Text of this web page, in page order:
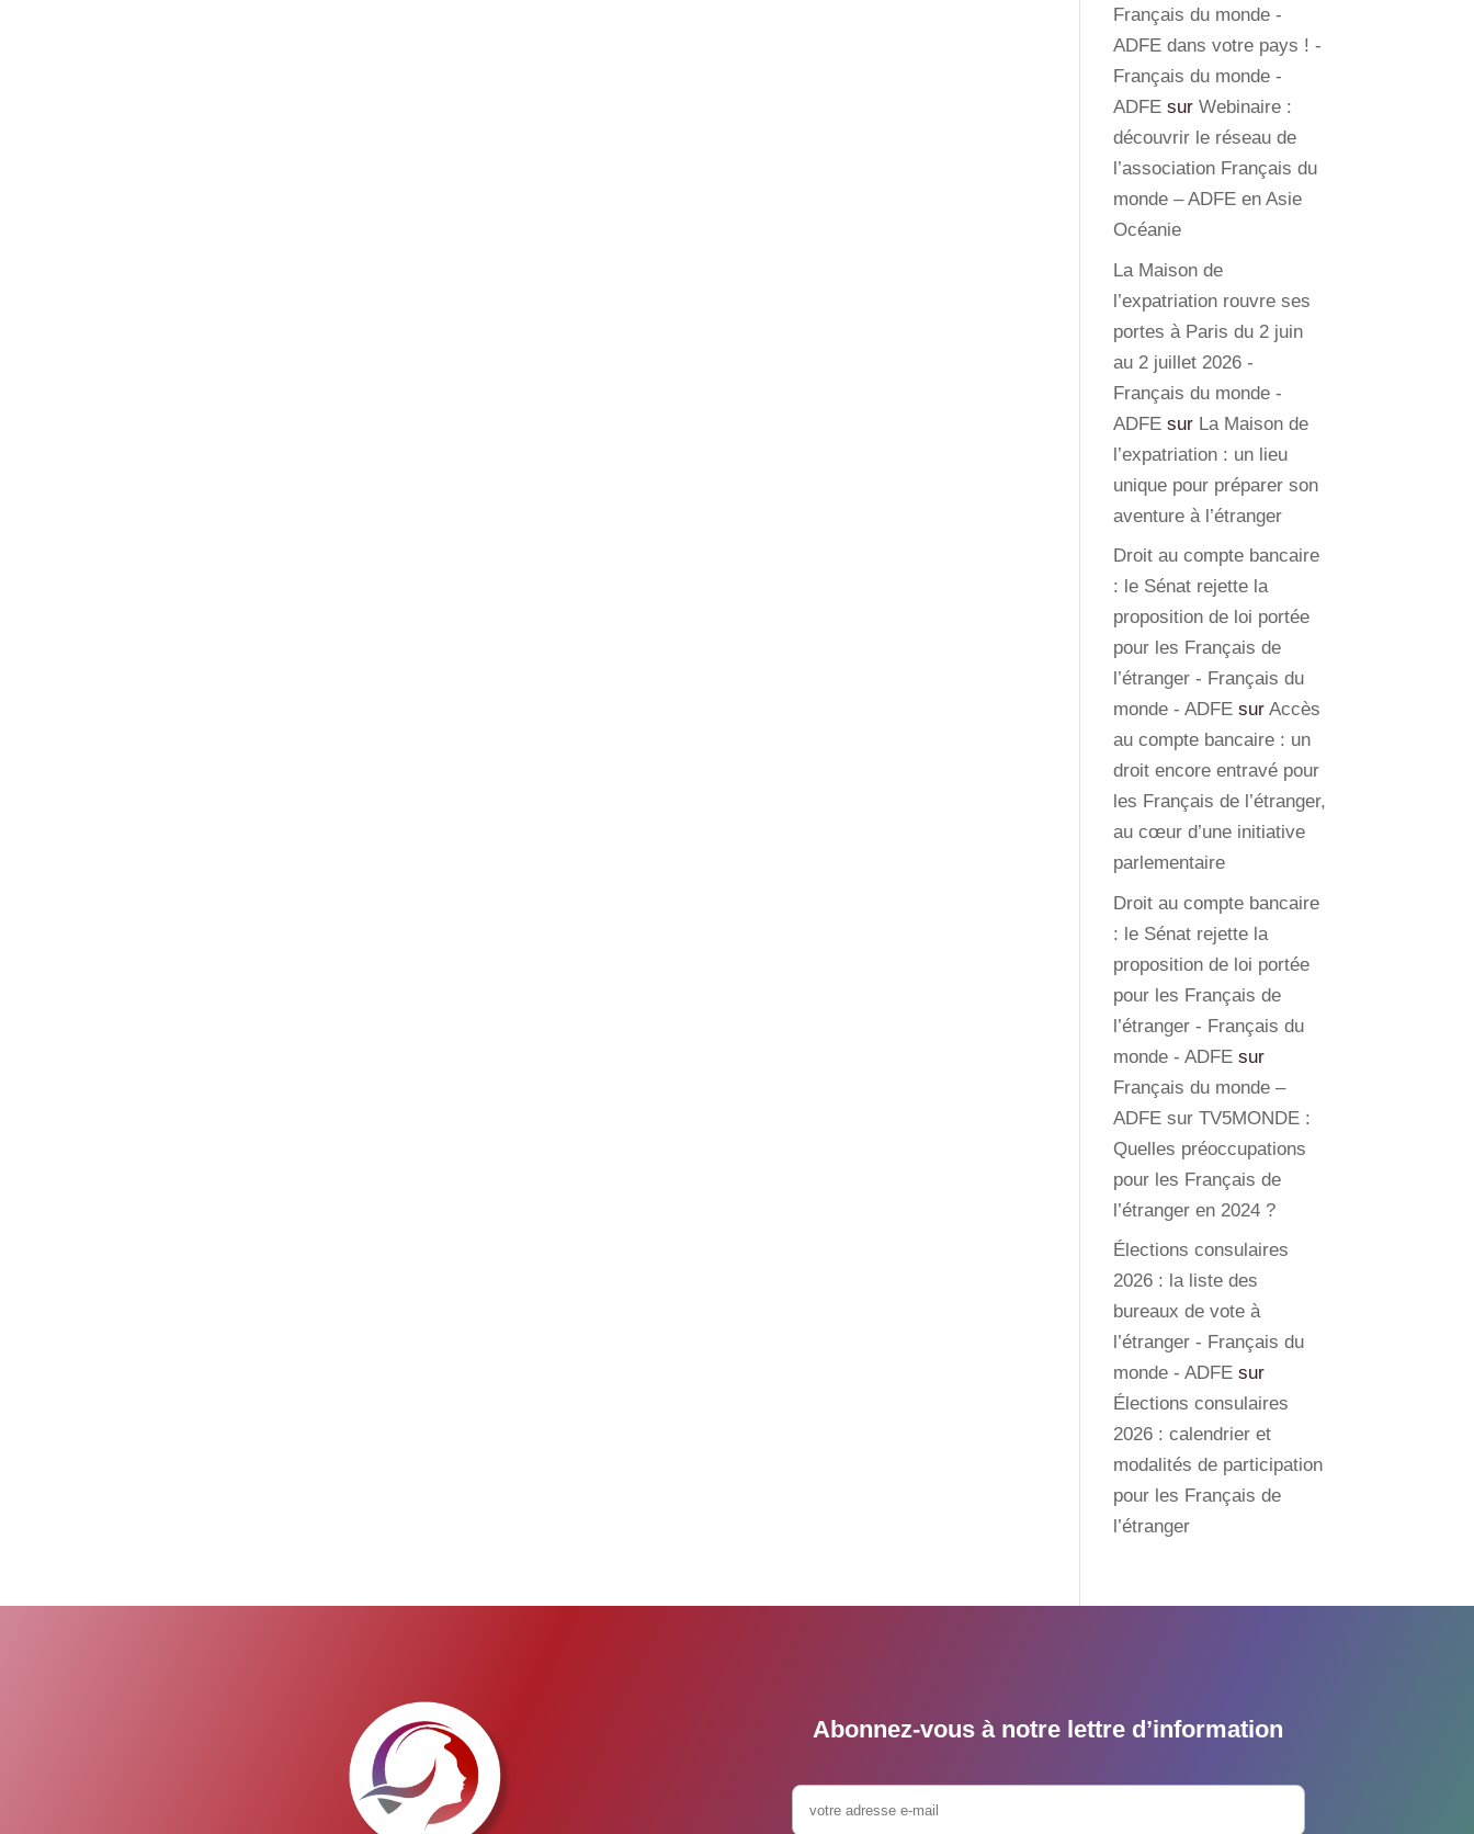
Français du monde -
ADFE dans votre pays ! -
Français du monde -
ADFE surWebinaire :
découvrir le réseau de
l’association Français du
monde – ADFE en Asie
Océanie
La Maison de
l’expatriation rouvre ses
portes à Paris du 2 juin
au 2 juillet 2026 -
Français du monde -
ADFE sur La Maison de
l’expatriation : un lieu
unique pour préparer son
aventure à l’étranger
Droit au compte bancaire
: le Sénat rejette la
proposition de loi portée
pour les Français de
l’étranger - Français du
monde - ADFE surAccès
au compte bancaire : un
droit encore entravé pour
les Français de l’étranger,
au cœur d’une initiative
parlementaire
Droit au compte bancaire
: le Sénat rejette la
proposition de loi portée
pour les Français de
l’étranger - Français du
monde - ADFE sur
Français du monde –
ADFE sur TV5MONDE :
Quelles préoccupations
pour les Français de
l’étranger en 2024 ?
Élections consulaires
2026 : la liste des
bureaux de vote à
l’étranger - Français du
monde - ADFE sur
Élections consulaires
2026 : calendrier et
modalités de participation
pour les Français de
l’étranger
Abonnez-vous à notre lettre d’information